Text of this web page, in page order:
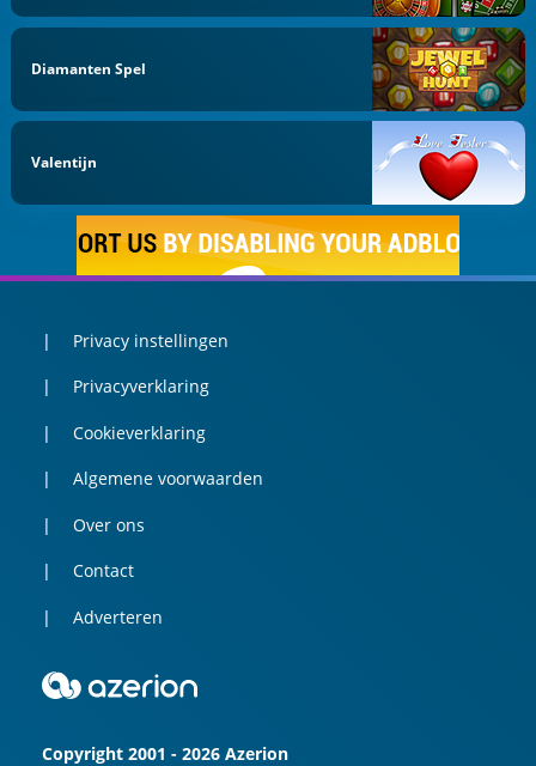
Diamanten Spel
Valentijn
Privacy instellingen
Privacyverklaring
Cookieverklaring
Algemene voorwaarden
Over ons
Contact
Adverteren
Copyright 2001 - 2026 Azerion